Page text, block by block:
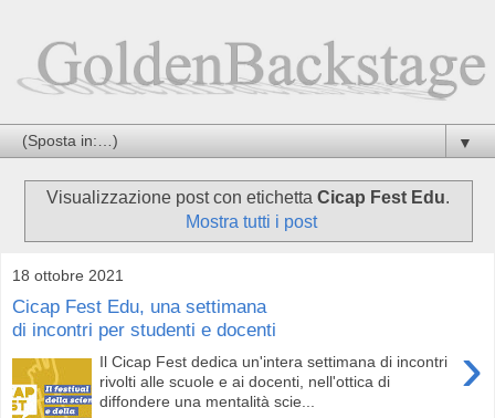
▼
Visualizzazione post con etichetta Cicap Fest Edu.
Mostra tutti i post
18 ottobre 2021
Cicap Fest Edu, una settimana
di incontri per studenti e docenti
›
Il Cicap Fest dedica un'intera settimana di incontri
rivolti alle scuole e ai docenti, nell'ottica di
diffondere una mentalità scie...